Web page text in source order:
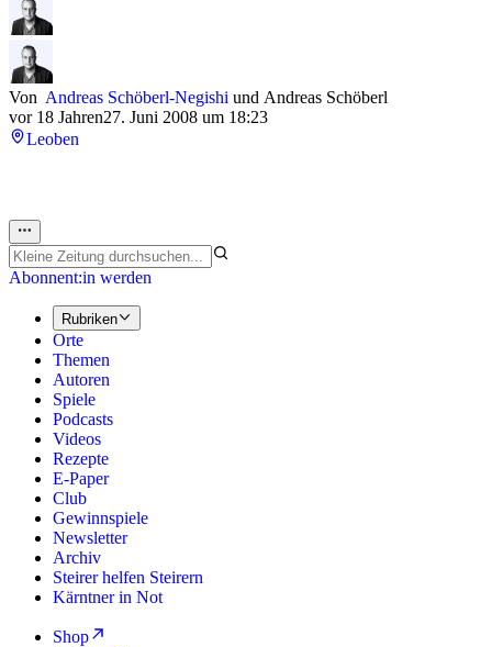
Von Andreas Schöberl-Negishi und Andreas Schöberl
vor 18 Jahren27. Juni 2008 um 18:23
Leoben
Abonnent:in werden
Rubriken
Orte
Themen
Autoren
Spiele
Podcasts
Videos
Rezepte
E-Paper
Club
Gewinnspiele
Newsletter
Archiv
Steirer helfen Steirern
Kärntner in Not
Shop